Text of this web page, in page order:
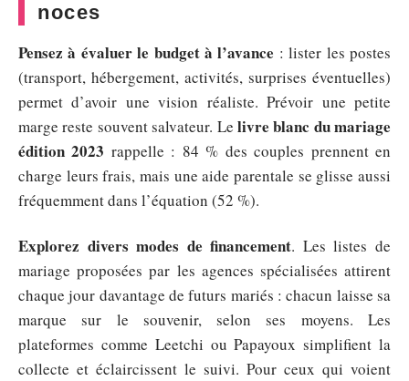
noces
Pensez à évaluer le budget à l’avance : lister les postes
(transport, hébergement, activités, surprises éventuelles)
permet d’avoir une vision réaliste. Prévoir une petite
marge reste souvent salvateur. Le livre blanc du mariage
édition 2023 rappelle : 84 % des couples prennent en
charge leurs frais, mais une aide parentale se glisse aussi
fréquemment dans l’équation (52 %).
Explorez divers modes de financement. Les listes de
mariage proposées par les agences spécialisées attirent
chaque jour davantage de futurs mariés : chacun laisse sa
marque sur le souvenir, selon ses moyens. Les
plateformes comme Leetchi ou Papayoux simplifient la
collecte et éclaircissent le suivi. Pour ceux qui voient